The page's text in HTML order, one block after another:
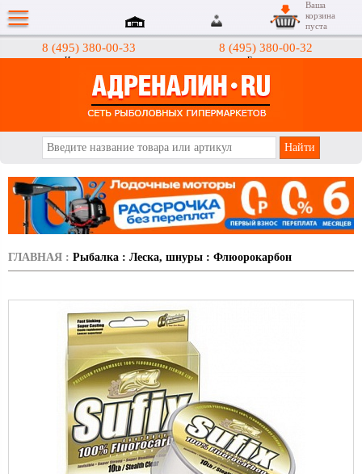
8 (495) 380-00-33
Интернет-магазин
8 (495) 380-00-32
Гипермаркеты
Ваша
корзина
пуста
ГЛАВНАЯ : Рыбалка : Леска, шнуры : Флюорокарбон